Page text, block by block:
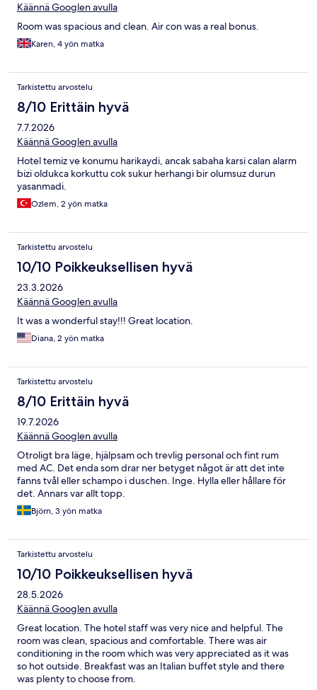
Käännä Googlen avulla
Room was spacious and clean. Air con was a real bonus.
Karen, 4 yön matka
Tarkistettu arvostelu
8/10 Erittäin hyvä
7.7.2026
Käännä Googlen avulla
Hotel temiz ve konumu harikaydi, ancak sabaha karsi calan alarm
bizi oldukca korkuttu cok sukur herhangi bir olumsuz durun
yasanmadi.
Ozlem, 2 yön matka
Tarkistettu arvostelu
10/10 Poikkeuksellisen hyvä
23.3.2026
Käännä Googlen avulla
It was a wonderful stay!!! Great location.
Diana, 2 yön matka
Tarkistettu arvostelu
8/10 Erittäin hyvä
19.7.2026
Käännä Googlen avulla
Otroligt bra läge, hjälpsam och trevlig personal och fint rum
med AC. Det enda som drar ner betyget något är att det inte
fanns tvål eller schampo i duschen. Inge. Hylla eller hållare för
det. Annars var allt topp.
Björn, 3 yön matka
Tarkistettu arvostelu
10/10 Poikkeuksellisen hyvä
28.5.2026
Käännä Googlen avulla
Great location. The hotel staff was very nice and helpful. The
room was clean, spacious and comfortable. There was air
conditioning in the room which was very appreciated as it was
so hot outside. Breakfast was an Italian buffet style and there
was plenty to choose from.